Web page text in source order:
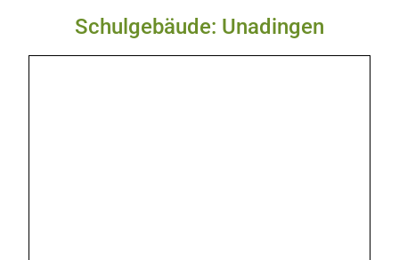
Schulgebäude: Unadingen